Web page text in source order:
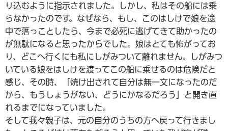
り込むように指示されました。しかし、私はその船には乗
らなかったのです。なぜなら、もし、このはしけで娘を途
中で落っことしたら、今まで必死に逃げてきて助かったの
が無駄になると思ったからでした。娘はとても怖がってお
り、どこへ行くにも私にしがみついて離れません。しがみつ
いている娘をはしけを渡ってこの船に乗せるのは危険だと
感じ、その時、「焼け出されて自分は無一文になったのだ
から、もうしょうがない、どうにかなるだろう」と開き直
れるまでになっていました。
そして我々親子は、元の自分のうちの方へ戻って行きまし